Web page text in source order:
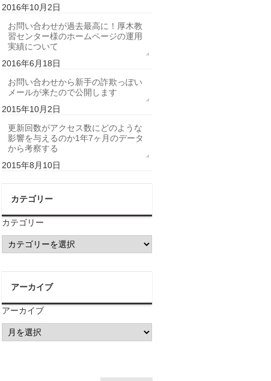
2016年10月2日
お問い合わせが過去最高に！厚木教
習センター様のホームページの運用
実績について
2016年6月18日
お問い合わせから新手の詐欺っぽい
メールが来たので公開します
2015年10月2日
更新回数がアクセス数にどのような
影響を与えるのか1年7ヶ月のデータ
から考察する
2015年8月10日
カテゴリー
カテゴリー
アーカイブ
アーカイブ